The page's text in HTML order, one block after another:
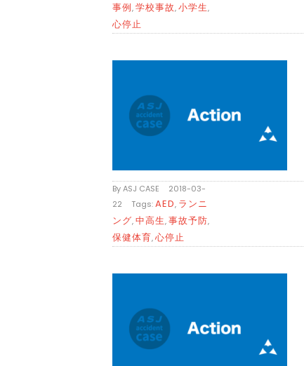
事例,学校事故,小学生,
心停止
ByASJ CASE
2018-03-
22
Tags:AED, ランニ
ング,中高生,事故予防,
保健体育,心停止